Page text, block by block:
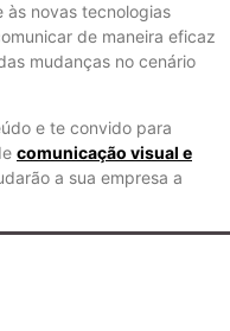
novas tecnologias
de maneira eficaz
mudanças no cenário
e te convido para
comunicação visual e
a sua empresa a